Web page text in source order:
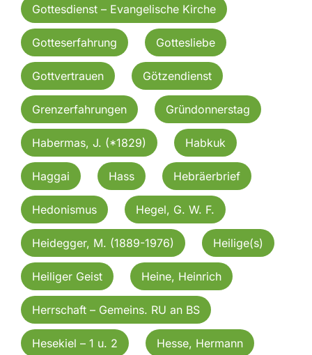
Gottesdienst – Evangelische Kirche
Gotteserfahrung Gottesliebe
Gottvertrauen Götzendienst
Grenzerfahrungen Gründonnerstag
Habermas, J. (*1829) Habkuk
Haggai Hass Hebräerbrief
Hedonismus Hegel, G. W. F.
Heidegger, M. (1889-1976) Heilige(s)
Heiliger Geist Heine, Heinrich
Herrschaft – Gemeins. RU an BS
Hesekiel – 1 u. 2 Hesse, Hermann